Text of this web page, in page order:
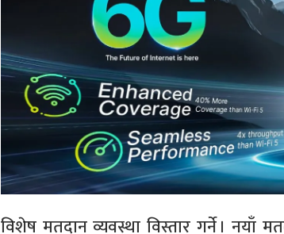
विशेष मतदान व्यवस्था विस्तार गर्ने । नयाँ